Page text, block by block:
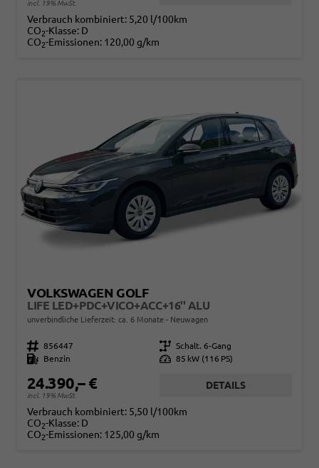
incl. 19% MwSt.
Verbrauch kombiniert: 5,20 l/100km
CO2-Klasse: D
CO2-Emissionen: 120,00 g/km
VOLKSWAGEN GOLF
LIFE LED+PDC+VICO+ACC+16'' ALU
unverbindliche Lieferzeit: ca. 6 Monate Neuwagen
Fahrzeugnr. 856447 Getriebe Schalt. 6-Gang
Kraftstoff
Benzin Leistung 85 kW (116 PS)
24.390,– €
incl. 19% MwSt.
DETAILS
Verbrauch kombiniert: 5,50 l/100km
CO2-Klasse: D
CO2-Emissionen: 125,00 g/km